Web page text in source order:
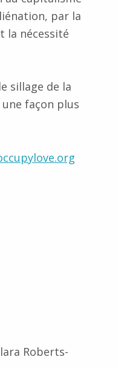
par la
la nécessité
sillage de la
façon plus
Roberts-